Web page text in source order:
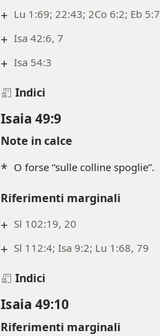
+ Lu 1:69; 22:43; 2Co 6:2; Eb 5:7
+ Isa 42:6, 7
+ Isa 54:3
Indici
Isaia 49:9
Note in calce
* O forse “sulle colline spoglie”.
Riferimenti marginali
+ Sl 102:19, 20
+ Sl 112:4; Isa 9:2; Lu 1:68, 79
Indici
Isaia 49:10
Riferimenti marginali